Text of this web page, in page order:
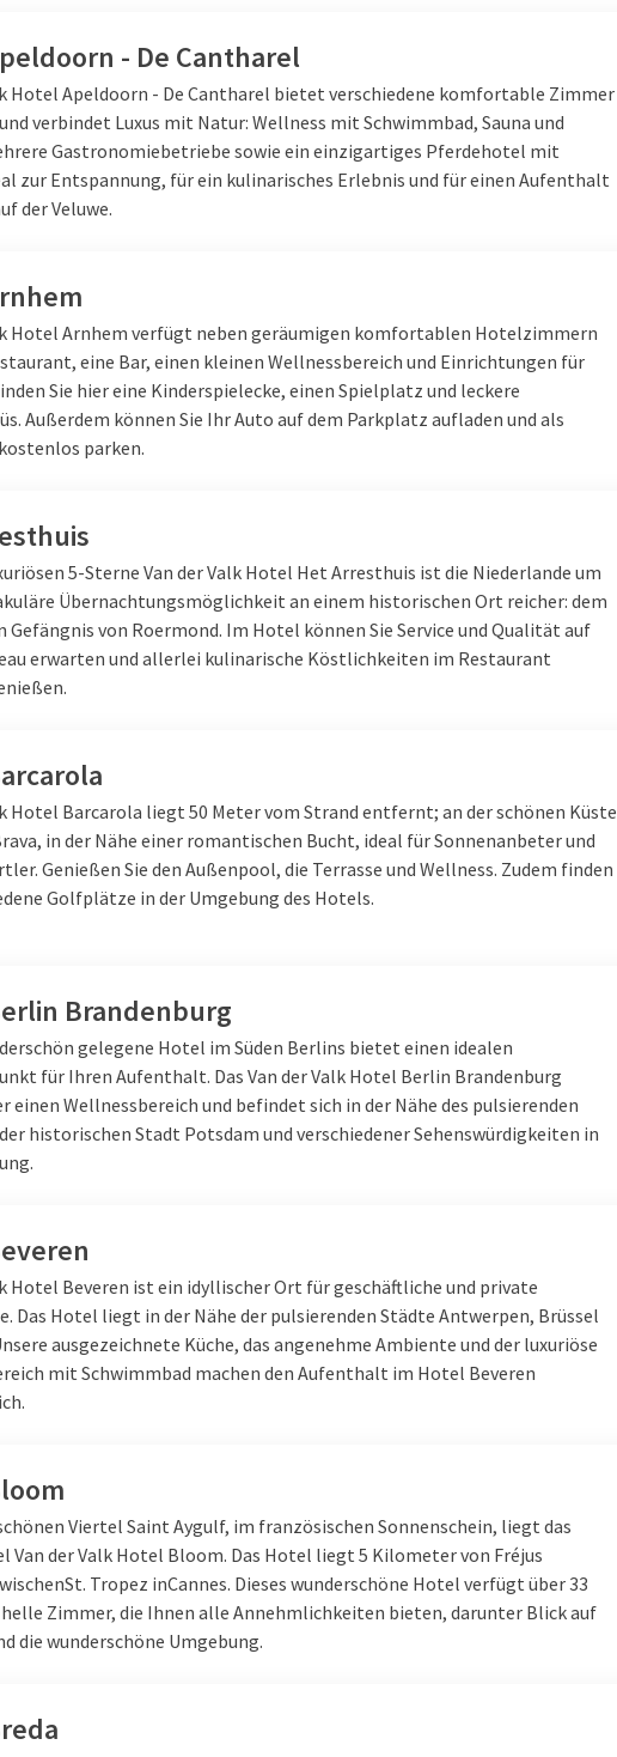
- De Cantharel
Hotel Apeldoorn - De Cantharel bietet verschiedene komfortable Zimmer
verbindet Luxus mit Natur: Wellness mit Schwimmbad, Sauna und
Gastronomiebetriebe sowie ein einzigartiges Pferdehotel mit
zur Entspannung, für ein kulinarisches Erlebnis und für einen Aufenthalt
der Veluwe.
Hotel Arnhem verfügt neben geräumigen komfortablen Hotelzimmern
eine Bar, einen kleinen Wellnessbereich und Einrichtungen für
Sie hier eine Kinderspielecke, einen Spielplatz und leckere
Außerdem können Sie Ihr Auto auf dem Parkplatz aufladen und als
parken.
5-Sterne Van der Valk Hotel Het Arresthuis ist die Niederlande um
Übernachtungsmöglichkeit an einem historischen Ort reicher: dem
Gefängnis von Roermond. Im Hotel können Sie Service und Qualität auf
erwarten und allerlei kulinarische Köstlichkeiten im Restaurant
Hotel Barcarola liegt 50 Meter vom Strand entfernt; an der schönen Küste
in der Nähe einer romantischen Bucht, ideal für Sonnenanbeter und
Genießen Sie den Außenpool, die Terrasse und Wellness. Zudem finden
Golfplätze in der Umgebung des Hotels.
Brandenburg
gelegene Hotel im Süden Berlins bietet einen idealen
für Ihren Aufenthalt. Das Van der Valk Hotel Berlin Brandenburg
einen Wellnessbereich und befindet sich in der Nähe des pulsierenden
historischen Stadt Potsdam und verschiedener Sehenswürdigkeiten in
Hotel Beveren ist ein idyllischer Ort für geschäftliche und private
Das Hotel liegt in der Nähe der pulsierenden Städte Antwerpen, Brüssel
ausgezeichnete Küche, das angenehme Ambiente und der luxuriöse
mit Schwimmbad machen den Aufenthalt im Hotel Beveren
Viertel Saint Aygulf, im französischen Sonnenschein, liegt das
Van der Valk Hotel Bloom. Das Hotel liegt 5 Kilometer von Fréjus
St. Tropez inCannes. Dieses wunderschöne Hotel verfügt über 33
Zimmer, die Ihnen alle Annehmlichkeiten bieten, darunter Blick auf
die wunderschöne Umgebung.